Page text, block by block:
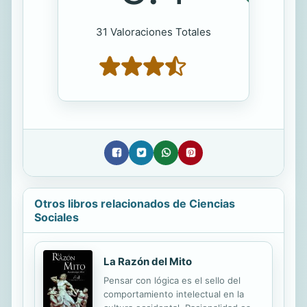
31 Valoraciones Totales
Otros libros relacionados de Ciencias
Sociales
La Razón del Mito
Pensar con lógica es el sello del
comportamiento intelectual en la